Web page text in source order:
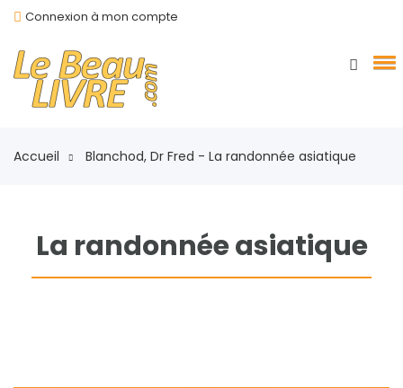
Connexion à mon compte
Accueil Blanchod, Dr Fred - La randonnée asiatique
La randonnée asiatique